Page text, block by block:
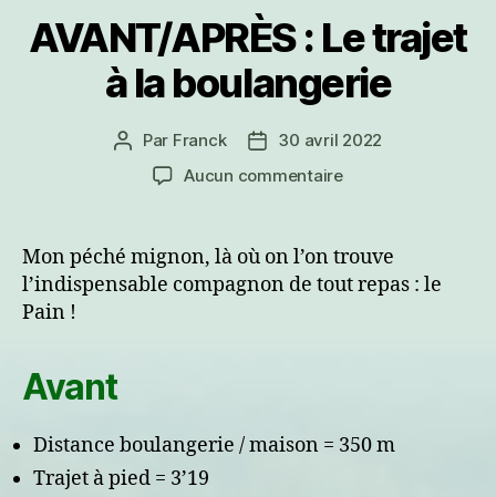
AVANT/APRÈS : Le trajet
à la boulangerie
Auteur
l’article
Par Franck
Date30 avril 2022
Aucun commentairesur
à
Mon péché mignon, là où on l’on trouve
l’indispensable compagnon de tout repas : le
Pain !
Avant
Distance boulangerie / maison = 350 m
Trajet à pied = 3’19